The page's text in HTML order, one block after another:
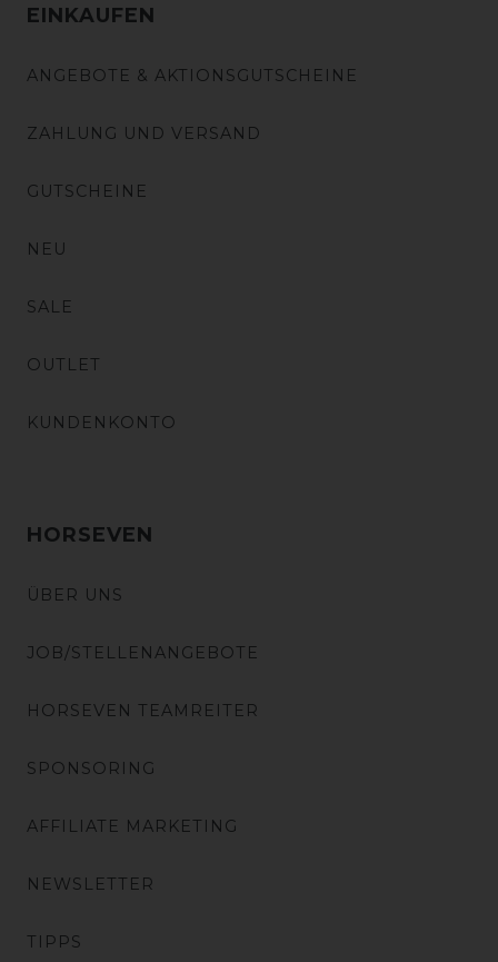
EINKAUFEN
ANGEBOTE & AKTIONSGUTSCHEINE
ZAHLUNG UND VERSAND
GUTSCHEINE
NEU
SALE
OUTLET
KUNDENKONTO
HORSEVEN
ÜBER UNS
JOB/STELLENANGEBOTE
HORSEVEN TEAMREITER
SPONSORING
AFFILIATE MARKETING
NEWSLETTER
TIPPS